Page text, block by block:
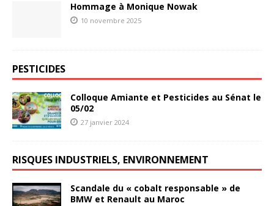
Hommage à Monique Nowak
10 novembre 2025
PESTICIDES
Colloque Amiante et Pesticides au Sénat le
05/02
27 janvier 2024
RISQUES INDUSTRIELS, ENVIRONNEMENT
Scandale du « cobalt responsable » de
BMW et Renault au Maroc